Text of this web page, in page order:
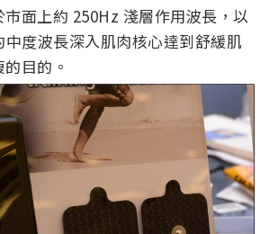
面上約 250Hz 淺層作用波長，以
度波長深入肌肉核心達到舒緩肌
目的。